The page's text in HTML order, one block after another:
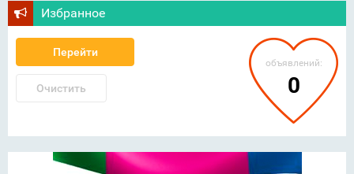
Избранное
Перейти
Очистить
объявлений:
0